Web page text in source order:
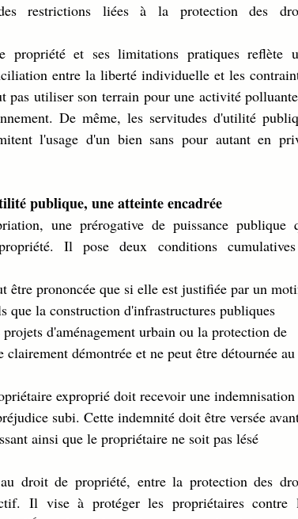
restrictions liées à la protection des
propriété et ses limitations pratiques reflète
entre la liberté individuelle et les
pas utiliser son terrain pour une activité
De même, les servitudes d'utilité
l'usage d'un bien sans pour autant en
publique, une atteinte encadrée
une prérogative de puissance publique
Il pose deux conditions
être prononcée que si elle est justifiée par un
que la construction d'infrastructures publiques
d'aménagement urbain ou la protection de
démontrée et ne peut être détournée au
exproprié doit recevoir une indemnisation
subi. Cette indemnité doit être versée
ainsi que le propriétaire ne soit pas lésé
droit de propriété, entre la protection des
Il vise à protéger les propriétaires contre